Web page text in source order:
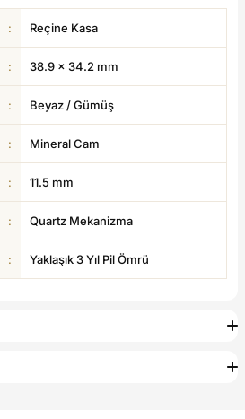
: Reçine Kasa
: 38.9 × 34.2 mm
: Beyaz / Gümüş
: Mineral Cam
: 11.5 mm
: Quartz Mekanizma
: Yaklaşık 3 Yıl Pil Ömrü